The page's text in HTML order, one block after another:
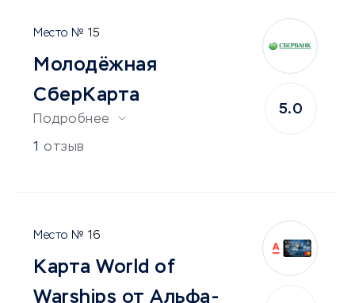
15
Молодёжная
СберКарта
Подробнее
1 отзыв
5.0
16
Карта World of
Warships от Альфа-